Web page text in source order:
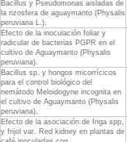
Bacillus y Pseudomonas aisladas de
la rizosfera de aguaymanto (Physalis
peruviana L.).
Efecto de la inoculación foliar y
radicular de bacterias PGPR en el
cultivo de Aguaymanto (Physalis
peruviana).
Bacillus sp. y hongos micorrícicos
para el control biológico del
nemátodo Meloidogyne incognita en
el cultivo de Aguaymanto (Physalis
peruviana).
Efecto de la asociación de Inga spp,
y frijol var. Red kidney en plantas de